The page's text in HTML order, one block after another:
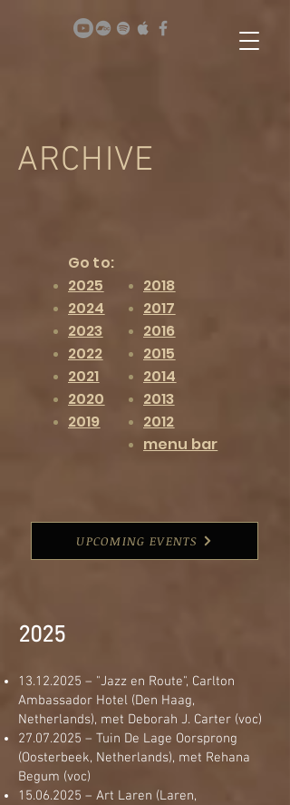
ARCHIVE
Go to:
2025
2024
2023
2022
2021
2020
2019
2018
2017
2016
2015
2014
2013
2012
menu bar
UPCOMING EVENTS
2025
13.12.2025 – "Jazz en Route", Carlton
Ambassador Hotel (Den Haag,
Netherlands), met Deborah J. Carter (voc)
27.07.2025 – Tuin De Lage Oorsprong
(Oosterbeek, Netherlands), met Rehana
Begum (voc)
15.06.2025 – Art Laren (Laren,